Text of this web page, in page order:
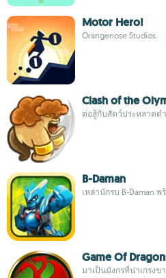
Motor Hero!
Orangenose Studios.
Clash of the
ต่อสู้กับสัตว์ประหลาดต
B-Daman
เหล่านักรบ B-Daman
Game Of
มาเป็นมังกรที่น่าเกรง